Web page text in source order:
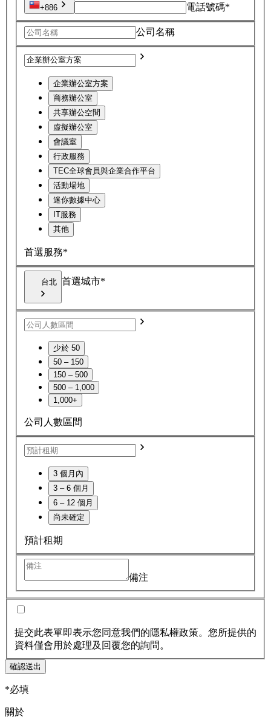
+886 電話號碼*
公司名稱
企業辦公室方案
商務辦公室
共享辦公空間
虛擬辦公室
會議室
行政服務
TEC全球會員與企業合作平台
活動場地
迷你數據中心
IT服務
其他
首選服務*
台北 首選城市*
少於 50
50 – 150
150 – 500
500 – 1,000
1,000+
公司人數區間
3 個月內
3 – 6 個月
6 – 12 個月
尚未確定
預計租期
備注
提交此表單即表示您同意我們的隱私權政策。您所提供的
資料僅會用於處理及回覆您的詢問。
確認送出
*必填
關於